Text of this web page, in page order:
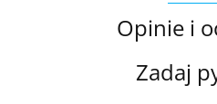
Opinie i
Zadaj